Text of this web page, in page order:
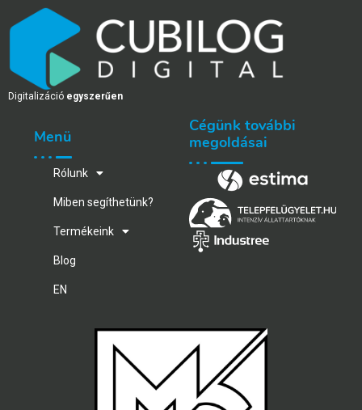
Digitalizáció egyszerűen
Menü
Rólunk
Miben segíthetünk?
Termékeink
Blog
EN
Cégünk további
megoldásai